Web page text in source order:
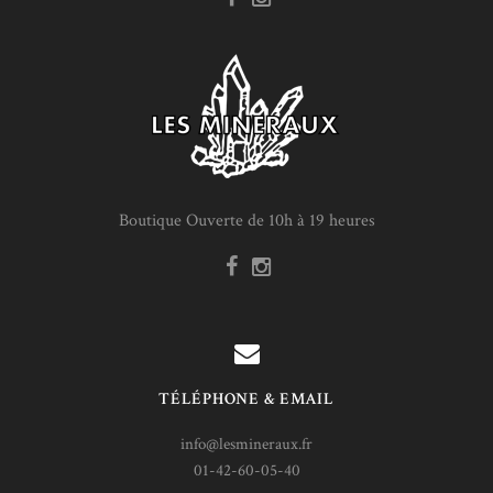
Boutique Ouverte de 10h à 19 heures
TÉLÉPHONE & EMAIL
info@lesmineraux.fr
01-42-60-05-40